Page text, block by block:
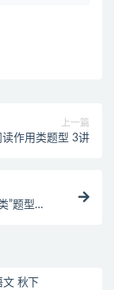
上一篇
读作用类题型 3讲
”题型解
秋下